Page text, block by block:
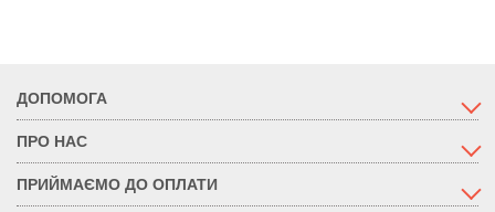
ДОПОМОГА
ПРО НАС
ПРИЙМАЄМО ДО ОПЛАТИ